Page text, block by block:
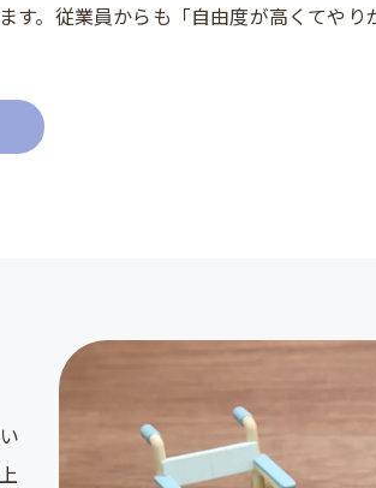
す。従業員からも「自由度が高くてや